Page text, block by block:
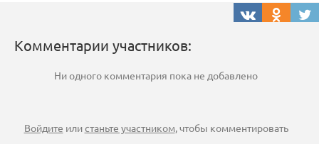
Комментарии участников:
Ни одного комментария пока не добавлено
Войдите илистаньте участником, чтобы комментировать